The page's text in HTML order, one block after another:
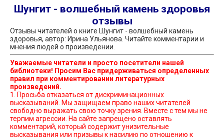
Шунгит - волшебный камень здоровья
отзывы
Отзывы читателей о книге Шунгит - волшебный камень
здоровья, автор: Ирина Ульянова. Читайте комментарии и
мнения людей о произведении.
Уважаемые читатели и просто посетители нашей
библиотеки! Просим Вас придерживаться определенных
правил при комментировании литературных
произведений.
1. Просьба отказаться от дискриминационных
высказываний. Мы защищаем право наших читателей
свободно выражать свою точку зрения. Вместе с тем мы не
терпим агрессии. На сайте запрещено оставлять
комментарий, который содержит унизительные
высказывания или призывы к насилию по отношению к